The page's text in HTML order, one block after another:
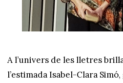
A l’univers de les lletres
l’estimada Isabel-Clara